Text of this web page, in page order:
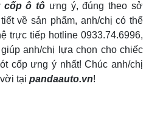
cốp ô tô ưng ý, đúng theo sở
về sản phẩm, anh/chị có thể
trực tiếp hotline 0933.74.6996,
anh/chị lựa chọn cho chiếc
cốp ưng ý nhất! Chúc anh/chị
tại pandaauto.vn!